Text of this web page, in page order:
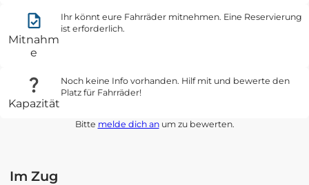
Mitnahm
e
Ihr könnt eure Fahrräder mitnehmen. Eine Reservierung
ist erforderlich.
Kapazität
Noch keine Info vorhanden. Hilf mit und bewerte den
Platz für Fahrräder!
Bitte melde dich anum zu bewerten.
Im Zug